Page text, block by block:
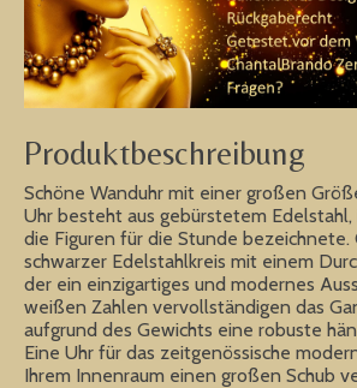
Produktbeschreibung
Schöne Wanduhr mit einer großen
Uhr besteht aus gebürstetem
die Figuren für die Stunde bezeichnete.
schwarzer Edelstahlkreis mit einem
der ein einzigartiges und modernes
weißen Zahlen vervollständigen das
aufgrund des Gewichts eine robuste
Eine Uhr für das zeitgenössische
Ihrem Innenraum einen großen Schub